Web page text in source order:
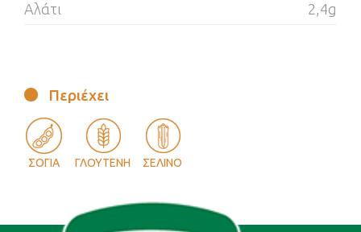
Αλάτι
2,4g
Περιέχει
ΣΟΓΙΑ ΓΛΟΥΤΕΝΗ ΣΕΛΙΝΟ